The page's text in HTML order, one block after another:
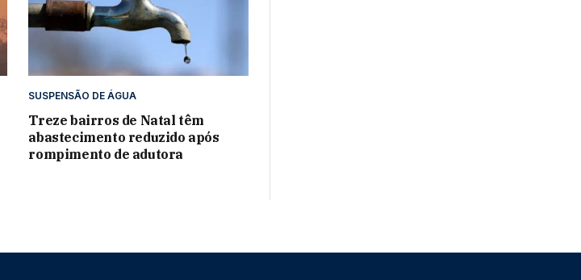
SUSPENSÃO DE ÁGUA
Treze bairros de Natal têm
abastecimento reduzido após
rompimento de adutora